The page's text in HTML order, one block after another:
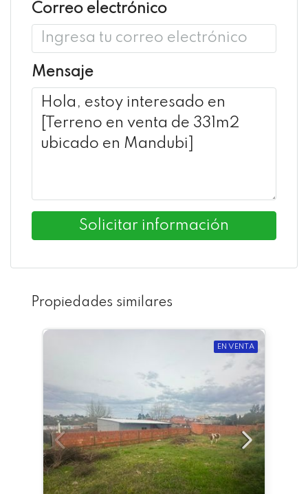
Correo electrónico
Mensaje
Solicitar información
Propiedades similares
EN VENTA